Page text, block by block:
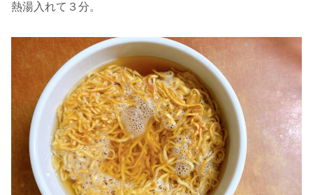
熱湯入れて３分。